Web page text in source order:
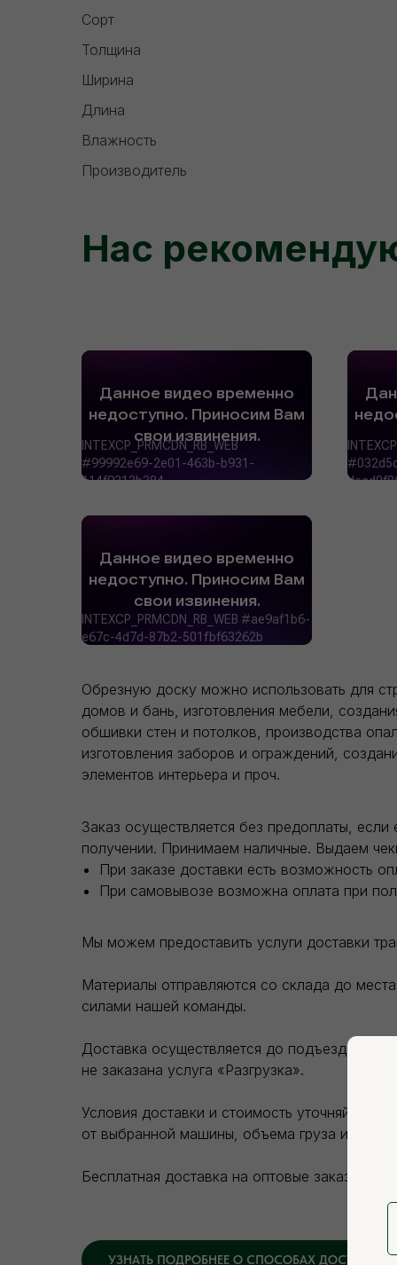
Сорт
Толщина
Ширина
Длина
Влажность
Производитель
Нас
Обрезную доску можно использовать для
домов и бань, изготовления мебели,
обшивки стен и потолков, производства
изготовления заборов и ограждений,
элементов интерьера и проч.
Заказ осуществляется без предоплаты,
получении. Принимаем наличные. Выдаем
При заказе доставки есть возможность
При самовывозе возможна оплата при
Мы можем предоставить услуги доставки
Материалы отправляются со склада до
силами нашей команды.
Доставка осуществляется до подъезда
не заказана услуга «Разгрузка».
Условия доставки и стоимость уточняйте
от выбранной машины, объема груза и зоны
Бесплатная доставка на оптовые заказы.
УЗНАТЬ ПОДРОБНЕЕ О СПОСОБАХ ДОСТАВКИ